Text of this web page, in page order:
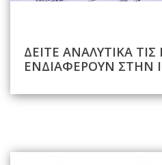
ΔΕΙΤΕ ΑΝΑΛΥΤΙΚΑ
ΕΝΔΙΑΦΕΡΟΥΝ ΣΤΗΝ